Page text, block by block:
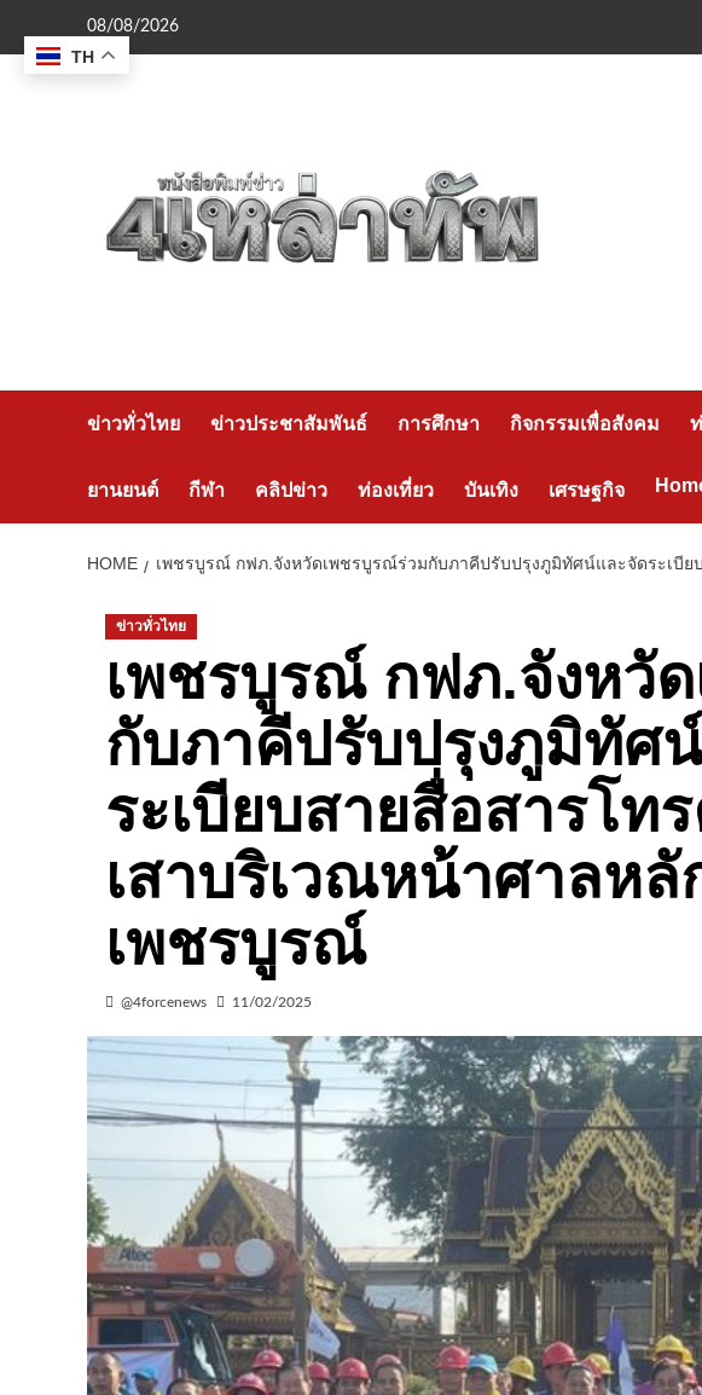
content
08/08/2026
ข่าวทั่วไทย ข่าวประชาสัมพันธ์ การศึกษา กิจกรรมเพื่อสังคม
ยานยนต์ กีฬา คลิปข่าว ท่องเที่ยว บันเทิง เศรษฐกิจ
HOME เพชรบูรณ์ กฟภ.จังหวัดเพชรบูรณ์ร่วมกับภาคีปรับปรุงภูมิทัศน์และจัดระเบี
ข่าวทั่วไทย
เพชรบูรณ์ กฟภ.จังหวั
กับภาคีปรับปรุงภูมิทัศ
ระเบียบสายสื่อสารโ
เสาบริเวณหน้าศาลหลั
เพชรบูรณ์
@4forcenews 11/02/2025
TH